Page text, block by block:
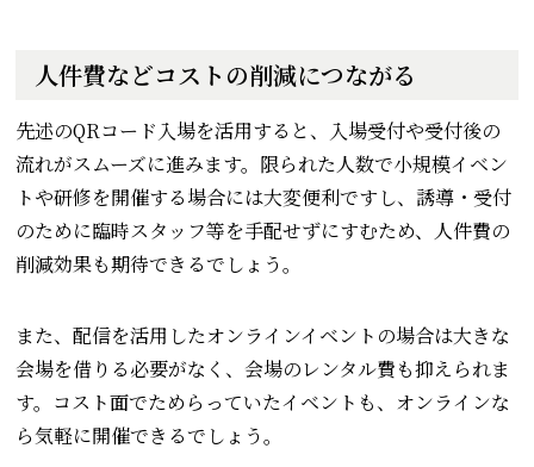
人件費などコストの削減につながる
先述のQRコード入場を活用すると、入場受付や受付後の
流れがスムーズに進みます。限られた人数で小規模イベン
トや研修を開催する場合には大変便利ですし、誘導・受付
のために臨時スタッフ等を手配せずにすむため、人件費の
削減効果も期待できるでしょう。
また、配信を活用したオンラインイベントの場合は大きな
会場を借りる必要がなく、会場のレンタル費も抑えられま
す。コスト面でためらっていたイベントも、オンラインな
ら気軽に開催できるでしょう。